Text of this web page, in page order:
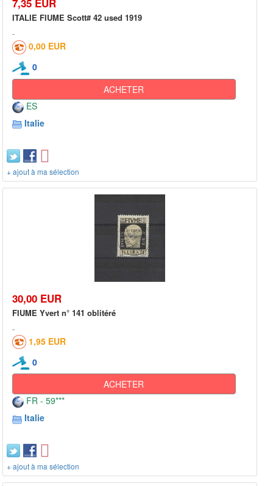
7,35 EUR
ITALIE FIUME Scott# 42 used 1919
0,00 EUR
0
ACHETER
ES
Italie
+ ajout à ma sélection
30,00 EUR
FIUME Yvert n° 141 oblitéré
1,95 EUR
0
ACHETER
FR - 59***
Italie
+ ajout à ma sélection